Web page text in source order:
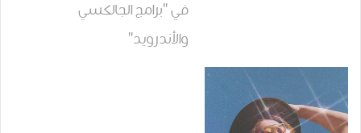
في "برامج الجالكسي
والأندرويد"